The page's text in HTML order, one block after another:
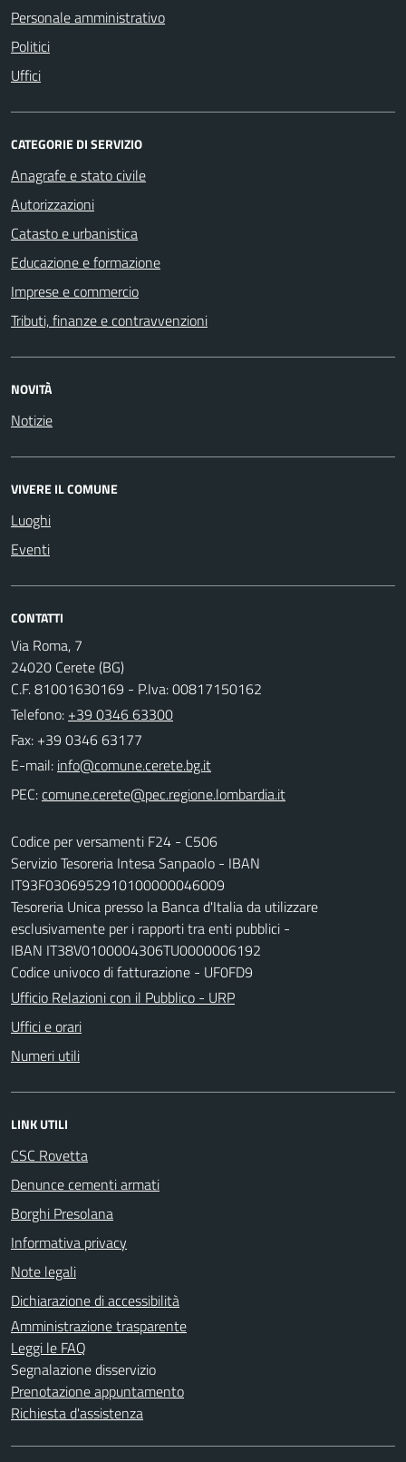
Personale amministrativo
Politici
Uffici
CATEGORIE DI SERVIZIO
Anagrafe e stato civile
Autorizzazioni
Catasto e urbanistica
Educazione e formazione
Imprese e commercio
Tributi, finanze e contravvenzioni
NOVITÀ
Notizie
VIVERE IL COMUNE
Luoghi
Eventi
CONTATTI
Via Roma, 7
24020 Cerete (BG)
C.F. 81001630169 - P.Iva: 00817150162
Telefono: +39 0346 63300
Fax: +39 0346 63177
E-mail:
PEC:
Codice per versamenti F24 - C506
Servizio Tesoreria Intesa Sanpaolo - IBAN
IT93F0306952910100000046009
Tesoreria Unica presso la Banca d'Italia da utilizzare
esclusivamente per i rapporti tra enti pubblici -
IBAN IT38V0100004306TU0000006192
Codice univoco di fatturazione - UF0FD9
Ufficio Relazioni con il Pubblico - URP
Uffici e orari
Numeri utili
LINK UTILI
CSC Rovetta
Denunce cementi armati
Borghi Presolana
Informativa privacy
Note legali
Dichiarazione di accessibilità
Amministrazione trasparente
Leggi le FAQ
Segnalazione disservizio
Prenotazione appuntamento
Richiesta d'assistenza